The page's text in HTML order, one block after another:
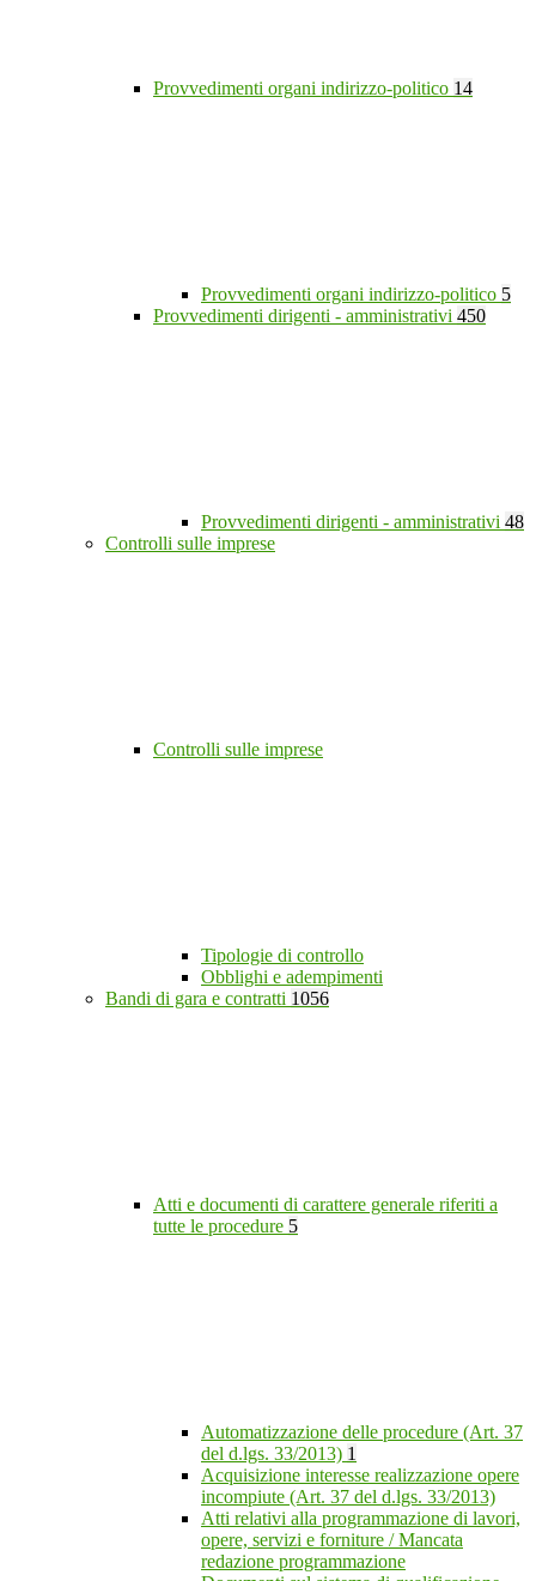
Provvedimenti organi indirizzo-politico 14
Provvedimenti organi indirizzo-politico 5
Provvedimenti dirigenti - amministrativi 450
Provvedimenti dirigenti - amministrativi 48
Controlli sulle imprese
Controlli sulle imprese
Tipologie di controllo
Obblighi e adempimenti
Bandi di gara e contratti 1056
Atti e documenti di carattere generale riferiti a
tutte le procedure 5
Automatizzazione delle procedure (Art. 37
del d.lgs. 33/2013) 1
Acquisizione interesse realizzazione opere
incompiute (Art. 37 del d.lgs. 33/2013)
Atti relativi alla programmazione di lavori,
opere, servizi e forniture / Mancata
redazione programmazione